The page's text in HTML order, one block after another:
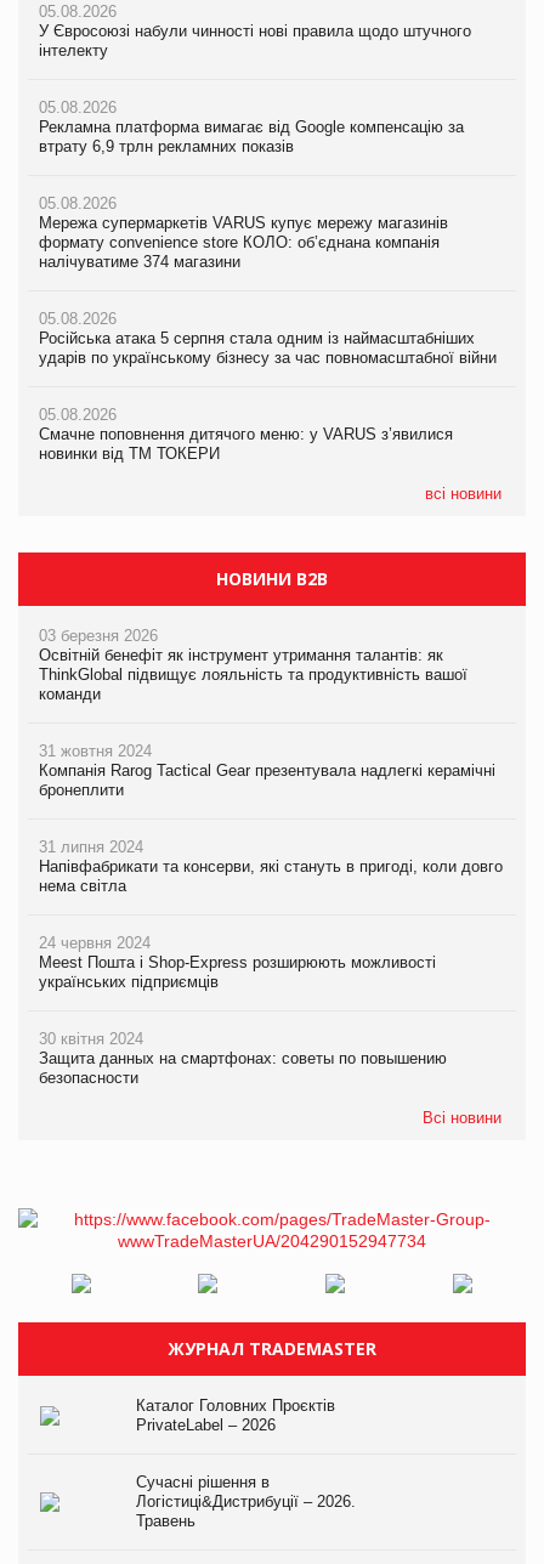
05.08.2026
У Євросоюзі набули чинності нові правила щодо штучного
інтелекту
05.08.2026
Рекламна платформа вимагає від Google компенсацію за
втрату 6,9 трлн рекламних показів
05.08.2026
Мережа супермаркетів VARUS купує мережу магазинів
формату convenience store КОЛО: об’єднана компанія
налічуватиме 374 магазини
05.08.2026
Російська атака 5 серпня стала одним із наймасштабніших
ударів по українському бізнесу за час повномасштабної війни
05.08.2026
Смачне поповнення дитячого меню: у VARUS з’явилися
новинки від ТМ ТОКЕРИ
всі новини
05.08.2026
У Євросоюзі набули чинності нові правила щодо штучного
інтелекту
05.08.2026
Рекламна платформа вимагає від Google компенсацію за
втрату 6,9 трлн рекламних показів
05.08.2026
Мережа супермаркетів VARUS купує мережу магазинів
формату convenience store КОЛО: об’єднана компанія
налічуватиме 374 магазини
05.08.2026
Російська атака 5 серпня стала одним із наймасштабніших
ударів по українському бізнесу за час повномасштабної війни
05.08.2026
Смачне поповнення дитячого меню: у VARUS з’явилися
новинки від ТМ ТОКЕРИ
05.08.2026
У Євросоюзі набули чинності нові правила щодо штучного
інтелекту
05.08.2026
Рекламна платформа вимагає від Google компенсацію за
втрату 6,9 трлн рекламних показів
05.08.2026
Adidas витратила понад $1 млрд на маркетинг за квартал
продуктів
НОВИНИ B2B
03 березня 2026
Освітній бенефіт як інструмент утримання талантів: як
ThinkGlobal підвищує лояльність та продуктивність вашої
команди
31 жовтня 2024
Компанія Rarog Tactical Gear презентувала надлегкі керамічні
бронеплити
31 липня 2024
Напівфабрикати та консерви, які стануть в пригоді, коли довго
нема світла
24 червня 2024
Meest Пошта і Shop-Express розширюють можливості
українських підприємців
30 квітня 2024
Защита данных на смартфонах: советы по повышению
безопасности
Всі новини
ЖУРНАЛ TRADEMASTER
Каталог Головних Проєктів
PrivateLabel – 2026
Сучасні рішення в
Логістиці&Дистрибуції – 2026.
Травень